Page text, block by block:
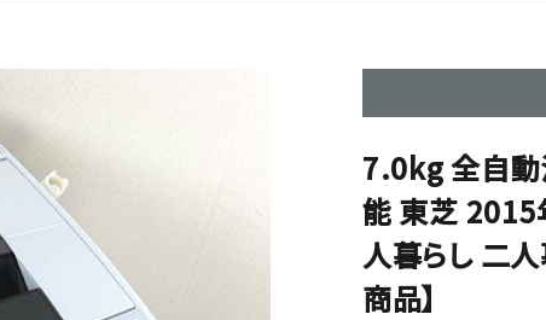
7.0kg 全自動
能 東芝 2015
人暮らし 二
商品】